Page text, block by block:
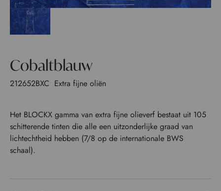
Cobaltblauw
212652BXC Extra fijne oliën
Het BLOCKX gamma van extra fijne olieverf bestaat uit 105
schitterende tinten die alle een uitzonderlijke graad van
lichtechtheid hebben (7/8 op de internationale BWS
schaal).